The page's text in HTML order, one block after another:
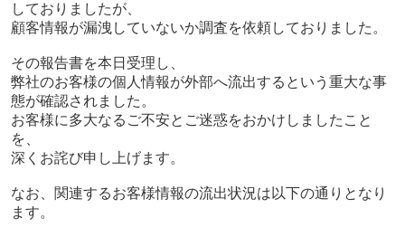
しておりましたが、
顧客情報が漏洩していないか調査を依頼しておりました。
その報告書を本日受理し、
弊社のお客様の個人情報が外部へ流出するという重大な事
態が確認されました。
お客様に多大なるご不安とご迷惑をおかけしましたこと
を、
深くお詫び申し上げます。
なお、関連するお客様情報の流出状況は以下の通りとなり
ます。